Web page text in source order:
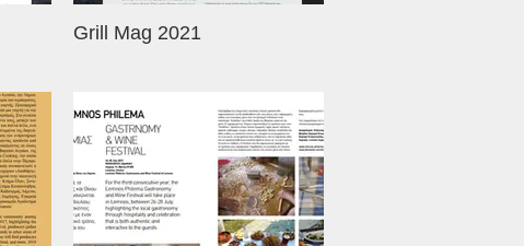
Grill Mag 2021